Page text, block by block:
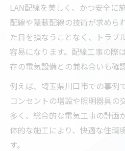
電気工事の知識が支
配線トラブルを防ぐ
LAN配線で求められ
プロの電気工事で実
美観と安全に配慮した
電気工事で叶える美
安全面に配慮した電
LAN配線を美しく、かつ安全に
配線や隠蔽配線の技術が求めら
た目を損なうことなく、トラブ
容易になります。配線工事の際
存の電気設備との兼ね合いも確
例えば、埼玉県川口市での事例
コンセントの増設や照明器具の
多く、総合的な電気工事の計画
体的な施工により、快適な住環
す。